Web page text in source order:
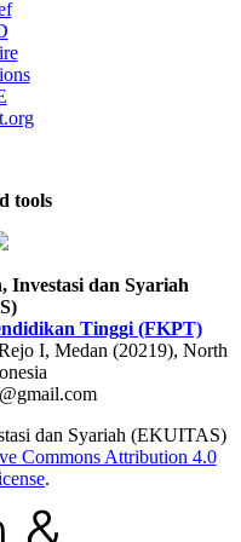
tools
Investasi dan Syariah
Tinggi (FKPT)
I, Medan (20219), North
dan Syariah (EKUITAS)
Commons Attribution 4.0
.